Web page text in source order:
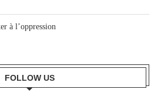
à l’oppression
FOLLOW US